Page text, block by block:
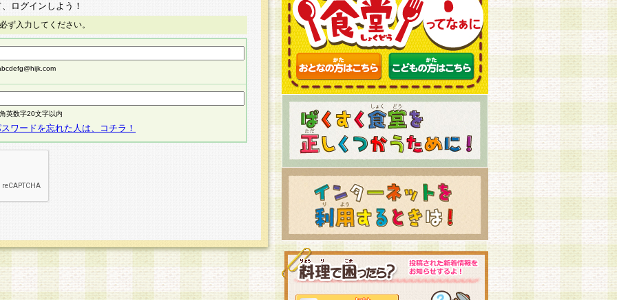
ログインしよう！
ず入力してください。
英数字20文字以内
ワードを忘れた人は、コチラ！